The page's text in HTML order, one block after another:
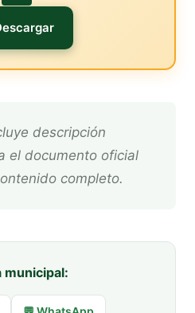
el documento oficial
completo.
municipal: